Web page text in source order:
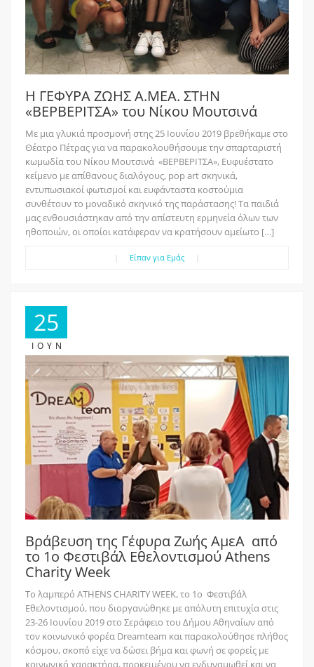
Η ΓΕΦΥΡΑ ΖΩΗΣ Α.ΜΕΑ. ΣΤΗΝ
«ΒΕΡΒΕΡΙΤΣΑ» του Νίκου Μουτσινά
Με μια γλυκιά προσμονή στης 25 Ιουνίου 2019 βρεθήκαμε στο
Θέατρο Πέτρας για να παρακολουθήσουμε την σπαρταριστή
κωμωδία του Νίκου Μουτσινά «ΒΕΡΒΕΡΙΤΣΑ», Ευφυέστατο
κείμενο με απίθανους διαλόγους, pop art σκηνικά,
εντυπωσιακοί φωτισμοί και ευφάνταστα κοστούμια
συνθέτουν το μοναδικό σκηνικό της παράστασης! Τα παιδιά
μας ενθουσιάστηκαν από την απίστευτη ερμηνεία όλων των
ηθοποιών, οι οποίοι κατάφεραν να κρατήσουν αμείωτο […]
Είπαν για Εμάς
25
ΙΟΎΝ
Βράβευση της Γέφυρα Ζωής AμεΑ από
το 1ο Φεστιβάλ Εθελοντισμού Athens
Charity Week
To λαμπερό ATHENS CHARITY WEEK, το 1ο Φεστιβάλ
Εθελοντισμού, που διοργανώθηκε με απόλυτη επιτυχία στις
23-26 Ιουνίου 2019 στο Σεράφειο του Δήμου Αθηναίων από
τον κοινωνικό φορέα Dreamteam και παρακολούθησε πλήθος
κόσμου, σκοπό είχε να δώσει βήμα και φωνή σε φορείς με
κοινωνικό χαρακτήρα, προκειμένου να ενδυναμωθεί και να